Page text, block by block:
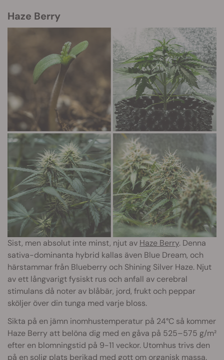
Haze Berry
Sist, men absolut inte minst, njut av Haze Berry. Denna
sativa-dominanta hybrid kallas även Blue Dream, och
härstammar från Blueberry och Shining Silver Haze. Njut
av ett långvarigt fysiskt rus och anfall av cerebral
stimulans då noter av blåbär, jord, frukt och peppar
sköljer över din tunga med varje bloss.
Sikta på en jämn inomhustemperatur på 24°C så kommer
Haze Berry att belöna dig med en gåva på 525–575 g/m²
efter en blomningstid på 9-11 veckor. Utomhus trivs den
på en solig plats berikad med gott om organisk massa.